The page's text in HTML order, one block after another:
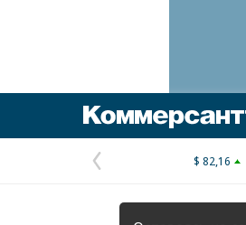
Предыдущая
страница
$ 82,16